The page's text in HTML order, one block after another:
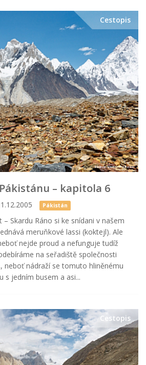
Cestopis
– kapitola 6
Pákistán
– Skardu Ráno si ke snídani v našem
meruňkové lassi (koktejl). Ale
nejde proud a nefunguje tudíž
na seřadiště společnosti
neboť nádraží se tomuto hliněnému
s jedním busem a asi...
Cestopis